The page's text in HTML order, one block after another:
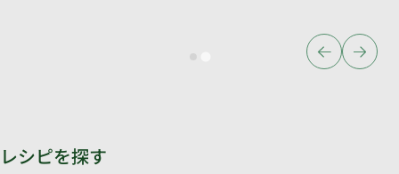
レシピを探す